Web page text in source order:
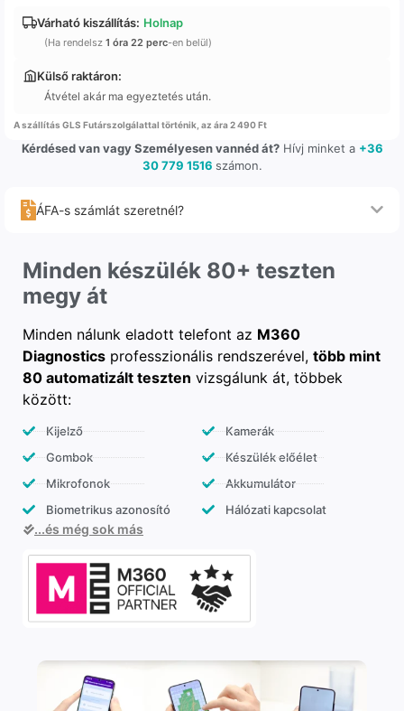
Várható kiszállítás: Holnap
(Ha rendelsz 1 óra 22 perc-en belül)
Külső raktáron:
Átvétel akár ma egyeztetés után.
A szállítás GLS Futárszolgálattal történik, az ára 2 490 Ft
Kérdésed van vagy Személyesen vannéd át?Hívj minket a +36
30 779 1516 számon.
ÁFA-s számlát szeretnél?
Minden készülék 80+ teszten
megy át
Minden nálunk eladott telefont az M360
Diagnostics professzionális rendszerével, több mint
80 automatizált teszten vizsgálunk át, többek
között:
Kijelző
Gombok
Mikrofonok
Biometrikus azonosító
Kamerák
Készülék előélet
Akkumulátor
Hálózati kapcsolat
...és még sok más